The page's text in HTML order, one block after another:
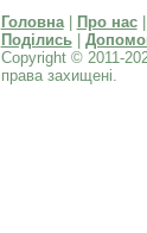
Головна| Про нас|
Поділись|
Copyright © 2011-
права захищені.